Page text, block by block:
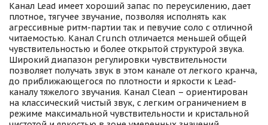
Канал Lead имеет хороший запас по переусилению, дает
плотное, тягучее звучание, позволяя исполнять как
агрессивные ритм-партии так и певучие соло с отличной
читаемостью. Канал Crunch отличается меньшей общей
чувствительностью и более открытой структурой звука.
Широкий диапазон регулировки чувствительности
позволяет получать звук в этом канале от легкого кранча,
до приближающегося по плотности и яркости к Lead-
каналу тяжелого звучания. Канал Clean – ориентирован
на классический чистый звук, с легким ограничением в
режиме максимальной чувствительности и кристальной